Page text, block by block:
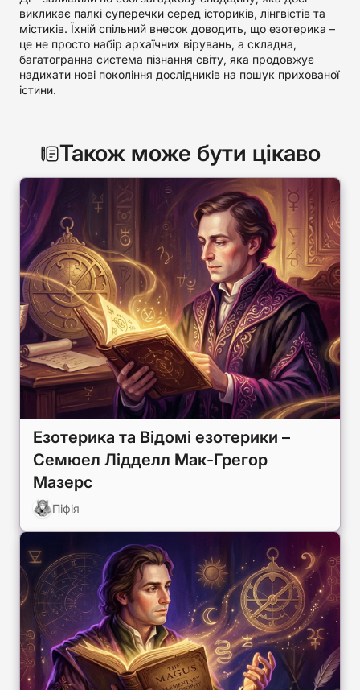
викликає палкі суперечки серед істориків, лінгвістів та
містиків. Їхній спільний внесок доводить, що езотерика –
це не просто набір архаїчних вірувань, а складна,
багатогранна система пізнання світу, яка продовжує
надихати нові покоління дослідників на пошук прихованої
істини.
Також може бути цікаво
Езотерика та Відомі езотерики –
Семюел Лідделл Мак-Грегор
Мазерс
Піфія